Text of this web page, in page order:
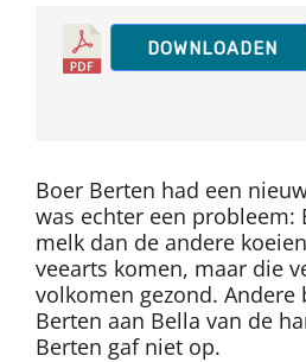
DOWNLOADEN
Boer Berten had een
was echter een probleem:
melk dan de andere
veearts komen, maar die
volkomen gezond. Andere
Berten aan Bella van de
Berten gaf niet op.